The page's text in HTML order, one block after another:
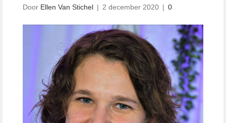
Door Ellen Van Stichel | 2 december 2020 | 0